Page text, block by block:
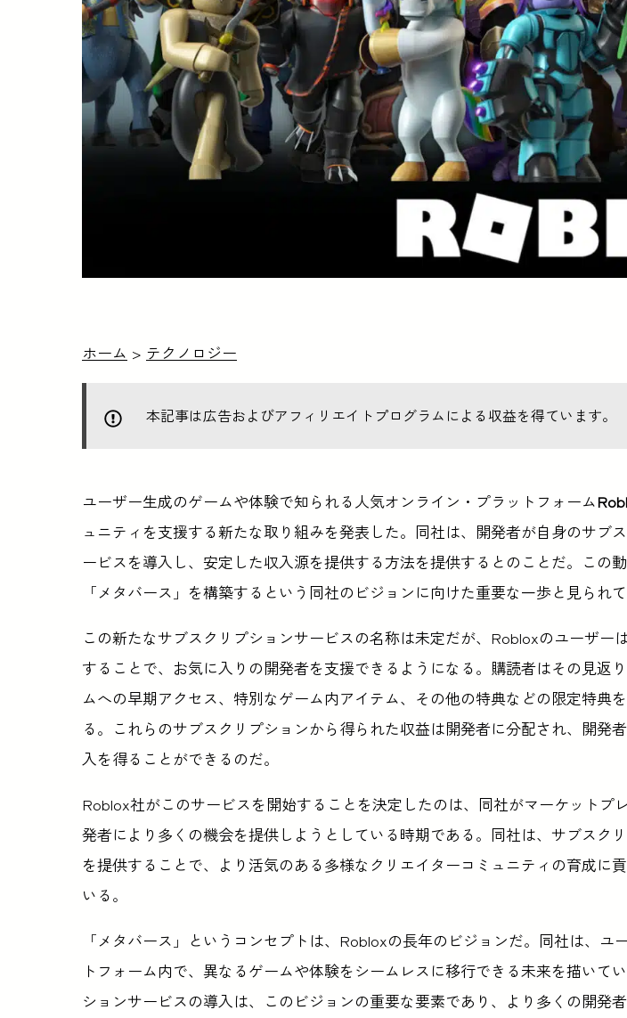
ホーム > テクノロジー
本記事は広告およびアフィリエイトプログラムによる収益を得ています。
ユーザー生成のゲームや体験で知られる人気オンライン・プラットフォーム
ュニティを支援する新たな取り組みを発表した。同社は、開発者が自身のサブ
ービスを導入し、安定した収入源を提供する方法を提供するとのことだ。この
「メタバース」を構築するという同社のビジョンに向けた重要な一歩と見られて
この新たなサブスクリプションサービスの名称は未定だが、Robloxのユーザー
することで、お気に入りの開発者を支援できるようになる。購読者はその見返
ムへの早期アクセス、特別なゲーム内アイテム、その他の特典などの限定特典
る。これらのサブスクリプションから得られた収益は開発者に分配され、開発
入を得ることができるのだ。
Roblox社がこのサービスを開始することを決定したのは、同社がマーケットプ
発者により多くの機会を提供しようとしている時期である。同社は、サブスク
を提供することで、より活気のある多様なクリエイターコミュニティの育成に
いる。
「メタバース」というコンセプトは、Robloxの長年のビジョンだ。同社は、ユ
トフォーム内で、異なるゲームや体験をシームレスに移行できる未来を描いて
ションサービスの導入は、このビジョンの重要な要素であり、より多くの開発